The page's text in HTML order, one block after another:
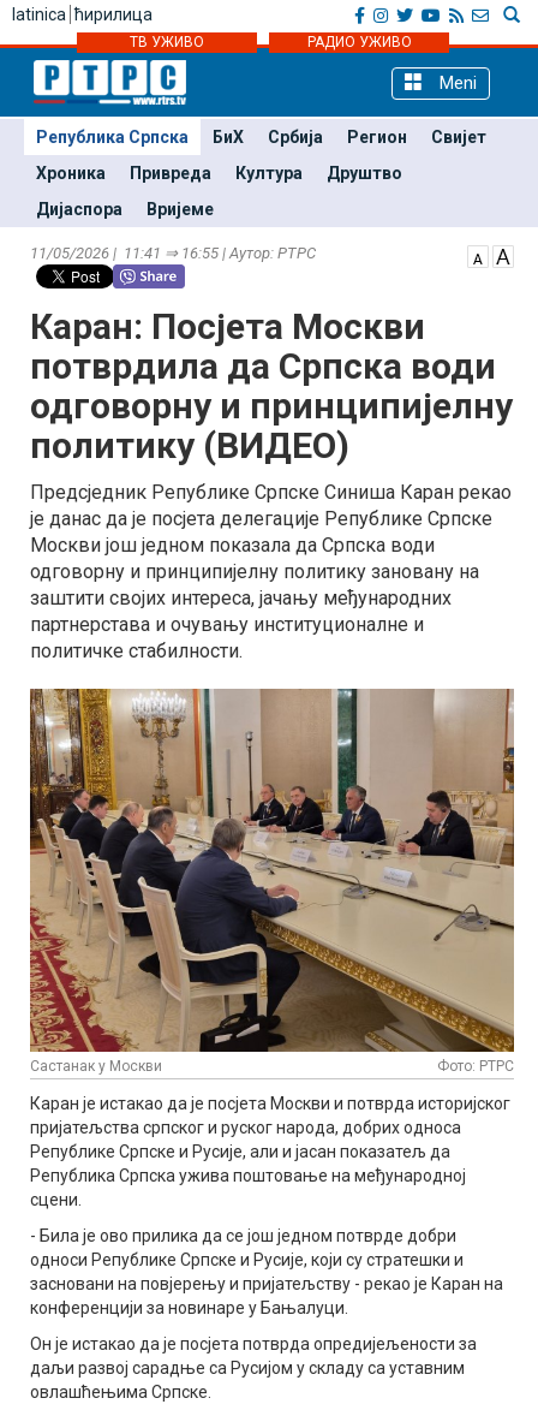
latinica ћирилица
ТВ УЖИВО РАДИО УЖИВО
Meni
Република Српска БиХ Србија Регион
Свијет
Хроника
Привреда Култура
Друштво
Дијаспора
Вријеме
11/05/2026 | 11:41 ⇒ 16:55 | Аутор: РТРС
Каран: Посјета Москви
потврдила да Српска води
одговорну и принципијелну
политику (ВИДЕО)
Предсједник Републике Српске Синиша Каран рекао
је данас да је посјета делегације Републике Српске
Москви још једном показала да Српска води
одговорну и принципијелну политику зановану на
заштити својих интереса, јачању међународних
партнерстава и очувању институционалне и
политичке стабилности.
Састанак у Москви Фото: РТРС
Каран је истакао да је посјета Москви и потврда историјског
пријатељства српског и руског народа, добрих односа
Републике Српске и Русије, али и јасан показатељ да
Република Српска ужива поштовање на међународној
сцени.
- Била је ово прилика да се још једном потврде добри
односи Републике Српске и Русије, који су стратешки и
засновани на повјерењу и пријатељству - рекао је Каран на
конференцији за новинаре у Бањалуци.
Он је истакао да је посјета потврда опредијељености за
даљи развој сарадње са Русијом у складу са уставним
овлашћењима Српске.